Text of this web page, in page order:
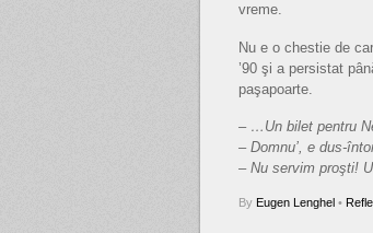
vreme.
Nu e o chestie de
’90 şi a persistat
paşapoarte.
– …Un bilet pentru
– Domnu’, e dus-
– Nu servim proşti!
By Eugen Lenghel •